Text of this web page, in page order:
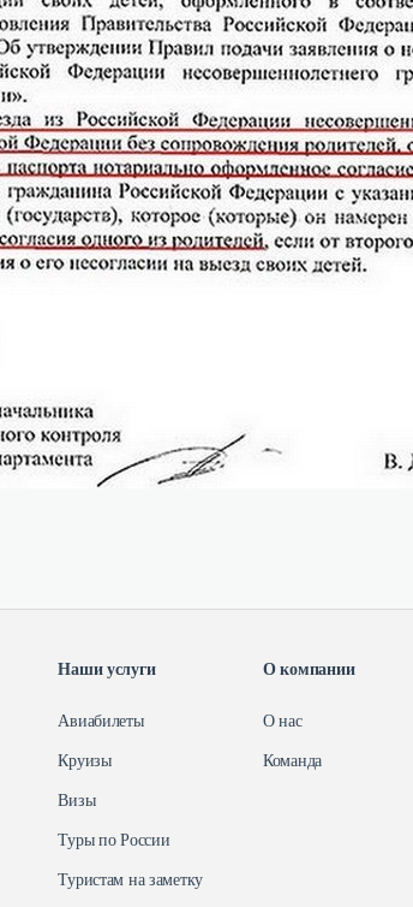
Наши услуги
Авиабилеты
Круизы
Визы
Туры по Росcии
Туристам на заметку
О компании
О нас
Команда